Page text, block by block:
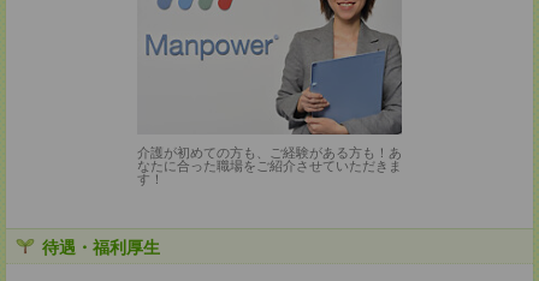
介護が初めての方も、ご経験がある方も！あ
なたに合った職場をご紹介させていただきま
す！
待遇・福利厚生